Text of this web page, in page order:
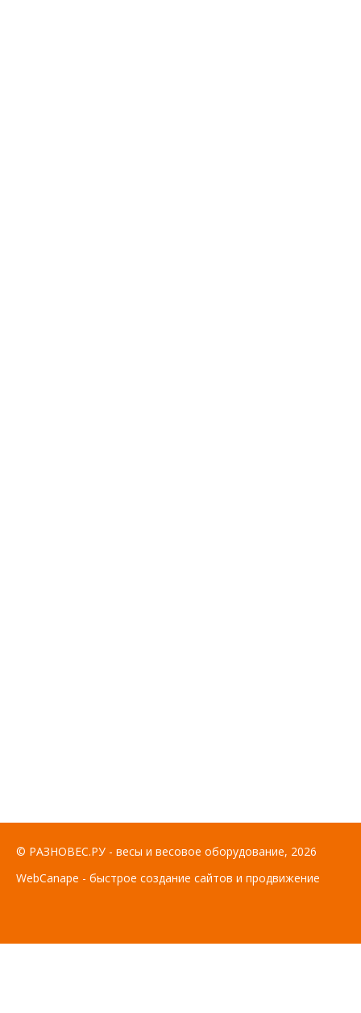
© РАЗНОВЕС.РУ - весы и весовое оборудование, 2026
WebCanape - быстрое создание сайтов и продвижение